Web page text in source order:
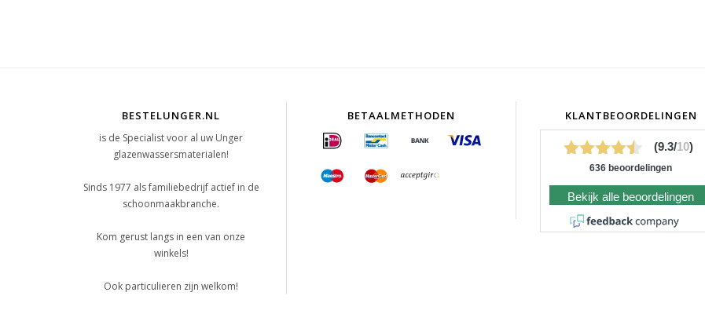
BESTELUNGER.NL
is de Specialist voor al uw Unger
glazenwassersmaterialen!
Sinds 1977 als familiebedrijf actief in de
schoonmaakbranche.
Kom gerust langs in een van onze
winkels!
Ook particulieren zijn welkom!
BETAALMETHODEN KLANTBEOORDELINGEN
(9.3/10)
636 beoordelingen
Bekijk alle beoordelingen